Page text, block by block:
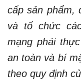
cấp sản phẩm,
và tổ chức
mạng phải
an toàn và bí
theo quy định